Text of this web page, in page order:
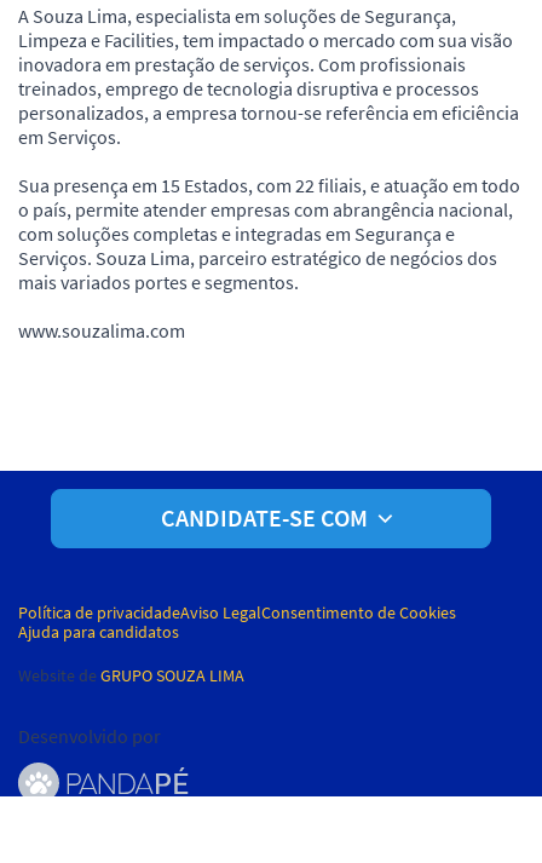
A Souza Lima, especialista em soluções de Segurança,
Limpeza e Facilities, tem impactado o mercado com sua visão
inovadora em prestação de serviços. Com profissionais
treinados, emprego de tecnologia disruptiva e processos
personalizados, a empresa tornou-se referência em eficiência
em Serviços.
Sua presença em 15 Estados, com 22 filiais, e atuação em todo
o país, permite atender empresas com abrangência nacional,
com soluções completas e integradas em Segurança e
Serviços. Souza Lima, parceiro estratégico de negócios dos
mais variados portes e segmentos.
www.souzalima.com
CANDIDATE-SE COM
Política de privacidadeAviso LegalConsentimento de Cookies
Ajuda para candidatos
Website deGRUPO SOUZA LIMA
Desenvolvido por